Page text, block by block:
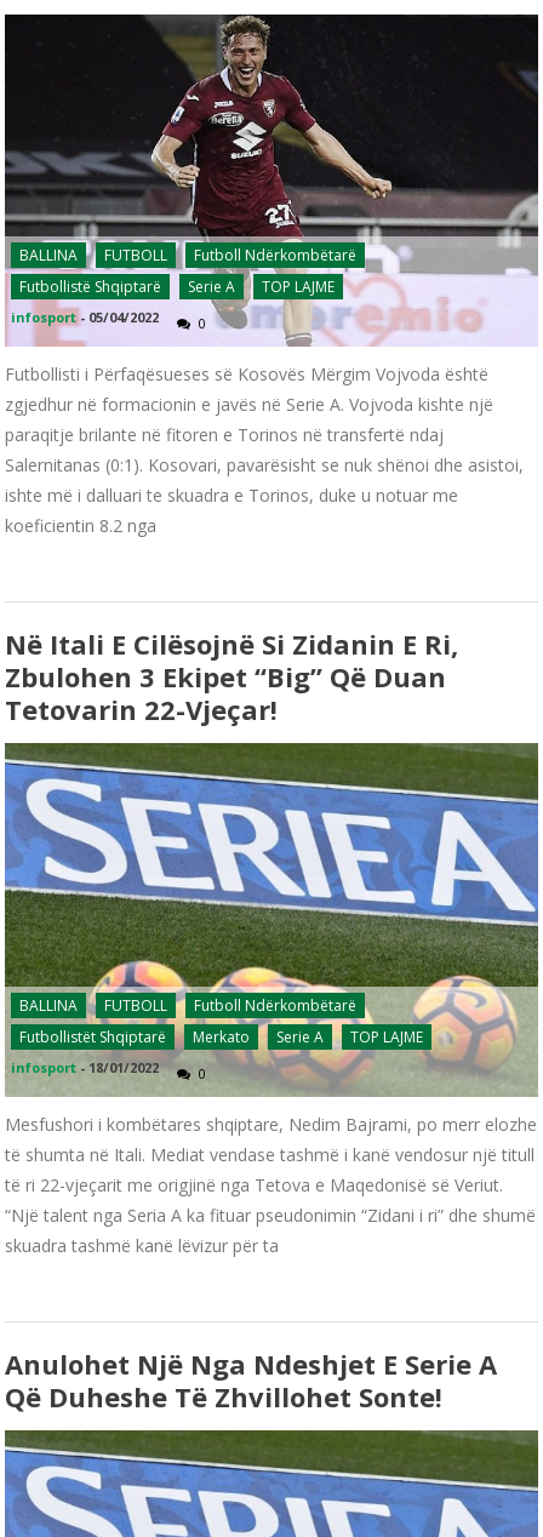
BALLINA FUTBOLL
Futboll Ndërkombëtarë
Futbollistë Shqiptarë
Serie A TOP LAJME
infosport - 05/04/2022 0
Futbollisti i Përfaqësueses së Kosovës Mërgim Vojvoda është
zgjedhur në formacionin e javës në Serie A. Vojvoda kishte një
paraqitje brilante në fitoren e Torinos në transfertë ndaj
Salernitanas (0:1). Kosovari, pavarësisht se nuk shënoi dhe asistoi,
ishte më i dalluari te skuadra e Torinos, duke u notuar me
koeficientin 8.2 nga
Në Itali E Cilësojnë Si Zidanin E Ri,
Zbulohen 3 Ekipet “big” Që Duan
Tetovarin 22-Vjeçar!
BALLINA FUTBOLL
Futboll Ndërkombëtarë
Futbollistët Shqiptarë
Merkato Serie A TOP LAJME
infosport - 18/01/2022 0
Mesfushori i kombëtares shqiptare, Nedim Bajrami, po merr elozhe
të shumta në Itali. Mediat vendase tashmë i kanë vendosur një titull
të ri 22-vjeçarit me origjinë nga Tetova e Maqedonisë së Veriut.
“Një talent nga Seria A ka fituar pseudonimin “Zidani i ri” dhe shumë
skuadra tashmë kanë lëvizur për ta
Anulohet Një Nga Ndeshjet E Serie A
Që Duheshe Të Zhvillohet Sonte!